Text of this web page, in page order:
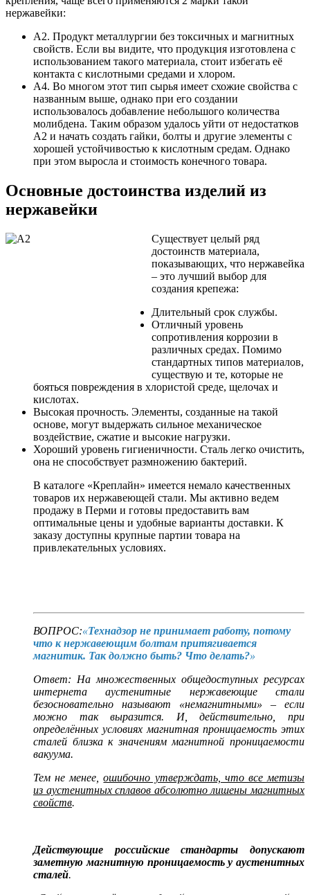
нержавейки:
А2. Продукт металлургии без токсичных и магнитных
свойств. Если вы видите, что продукция изготовлена с
использованием такого материала, стоит избегать её
контакта с кислотными средами и хлором.
А4. Во многом этот тип сырья имеет схожие свойства с
названным выше, однако при его создании
использовалось добавление небольшого количества
молибдена. Таким образом удалось уйти от недостатков
А2 и начать создать гайки, болты и другие элементы с
хорошей устойчивостью к кислотным средам. Однако
при этом выросла и стоимость конечного товара.
Основные достоинства изделий из
нержавейки
Существует целый ряд
достоинств материала,
показывающих, что нержавейка
– это лучший выбор для
создания крепежа:
Длительный срок службы.
Отличный уровень
сопротивления коррозии в
различных средах. Помимо
стандартных типов материалов,
существую и те, которые не
бояться повреждения в хлористой среде, щелочах и
кислотах.
Высокая прочность. Элементы, созданные на такой
основе, могут выдержать сильное механическое
воздействие, сжатие и высокие нагрузки.
Хороший уровень гигиеничности. Сталь легко очистить,
она не способствует размножению бактерий.
В каталоге «Креплайн» имеется немало качественных
товаров их нержавеющей стали. Мы активно ведем
продажу в Перми и готовы предоставить вам
оптимальные цены и удобные варианты доставки. К
заказу доступны крупные партии товара на
привлекательных условиях.
ВОПРОС:«Технадзор не принимает работу, потому
что к нержавеющим болтам притягивается
магнитик. Так должно быть? Что делать?»
Ответ: На множественных общедоступных ресурсах
интернета аустенитные нержавеющие стали
безосновательно называют «немагнитными» – если
можно так выразится. И, действительно, при
определённых условиях магнитная проницаемость этих
сталей близка к значениям магнитной проницаемости
вакуума.
Тем не менее,ошибочно утверждать, что все метизы
из аустенитных сплавов абсолютно лишены магнитных
свойств.
Действующие российские стандарты допускают
заметную магнитную проницаемость у аустенитных
сталей.